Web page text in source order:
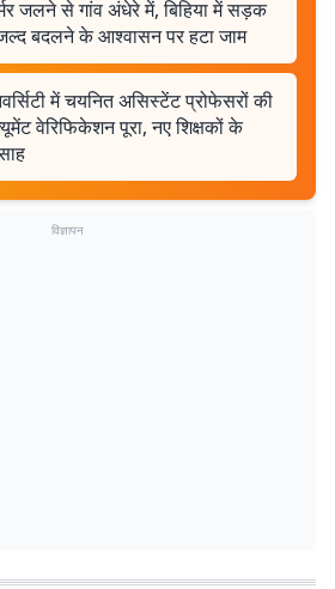
जलने से गांव अंधेरे में, बिहिया में सड़क
बदलने के आश्वासन पर हटा जाम
में चयनित असिस्टेंट प्रोफेसरों की
वेरिफिकेशन पूरा, नए शिक्षकों के
विज्ञापन